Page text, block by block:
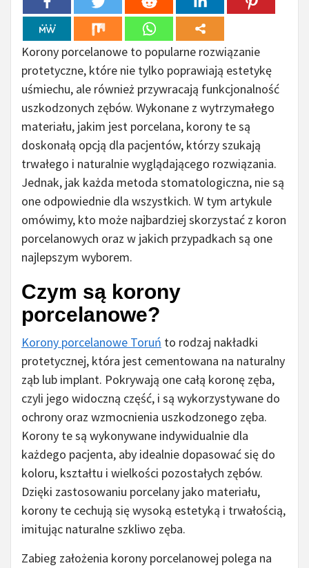
Korony porcelanowe to popularne rozwiązanie
protetyczne, które nie tylko poprawiają estetykę
uśmiechu, ale również przywracają funkcjonalność
uszkodzonych zębów. Wykonane z wytrzymałego
materiału, jakim jest porcelana, korony te są
doskonałą opcją dla pacjentów, którzy szukają
trwałego i naturalnie wyglądającego rozwiązania.
Jednak, jak każda metoda stomatologiczna, nie są
one odpowiednie dla wszystkich. W tym artykule
omówimy, kto może najbardziej skorzystać z koron
porcelanowych oraz w jakich przypadkach są one
najlepszym wyborem.
Czym są korony
porcelanowe?
Korony porcelanowe Toruń to rodzaj nakładki
protetycznej, która jest cementowana na naturalny
ząb lub implant. Pokrywają one całą koronę zęba,
czyli jego widoczną część, i są wykorzystywane do
ochrony oraz wzmocnienia uszkodzonego zęba.
Korony te są wykonywane indywidualnie dla
każdego pacjenta, aby idealnie dopasować się do
koloru, kształtu i wielkości pozostałych zębów.
Dzięki zastosowaniu porcelany jako materiału,
korony te cechują się wysoką estetyką i trwałością,
imitując naturalne szkliwo zęba.
Zabieg założenia korony porcelanowej polega na